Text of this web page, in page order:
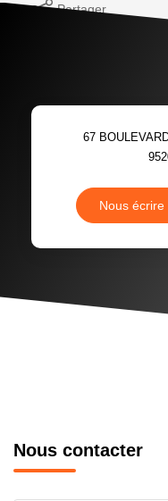
Partager
67
Nous écrire
Nous contacter